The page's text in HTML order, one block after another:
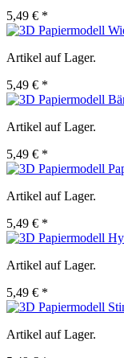
5,49 € *
Artikel auf Lager.
5,49 € *
Artikel auf Lager.
5,49 € *
Artikel auf Lager.
5,49 € *
Artikel auf Lager.
5,49 € *
Artikel auf Lager.